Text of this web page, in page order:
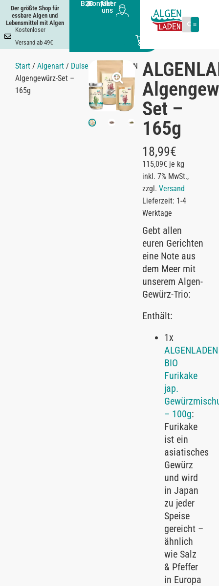
Der größte Shop für
essbare Algen und
Lebensmittel mit Algen
Kostenloser
Versand ab 49€
B2B
|Kontakt
|Über
uns
Start /Algenart / Dulse / ALGENLADEN
Algengewürz-Set –
165g
Set –
165g
18,99€
115,09€ je kg
inkl. 7% MwSt.,
zzgl.Versand
Lieferzeit: 1-4
Werktage
Gebt allen
euren Gerichten
eine Note aus
dem Meer mit
unserem Algen-
Gewürz-Trio:
Enthält:
1x
ALGENLADEN
BIO
Furikake
jap.
– 100g:
Furikake
ist ein
asiatisches
Gewürz
und wird
in Japan
zu jeder
Speise
gereicht –
ähnlich
wie Salz
& Pfeffer
in Europa